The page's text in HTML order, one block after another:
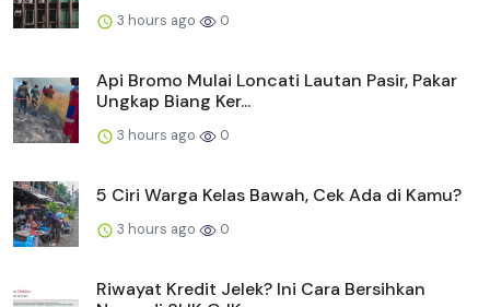
3 hours ago 0
Api Bromo Mulai Loncati Lautan Pasir, Pakar
Ungkap Biang Ker...
3 hours ago 0
5 Ciri Warga Kelas Bawah, Cek Ada di Kamu?
3 hours ago 0
Riwayat Kredit Jelek? Ini Cara Bersihkan